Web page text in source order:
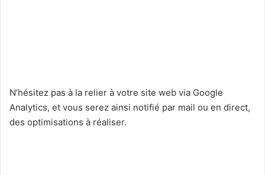
N’hésitez pas à la relier à votre site web via Google
Analytics, et vous serez ainsi notifié par mail ou en direct,
des optimisations à réaliser.